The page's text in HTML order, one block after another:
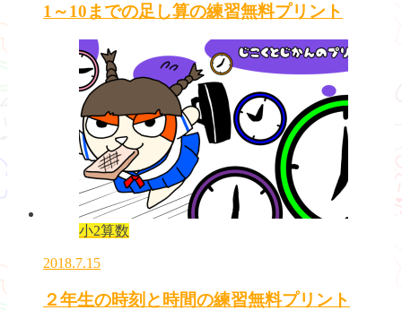
1～10までの足し算の練習無料プリント
小2算数
2018.7.15
２年生の時刻と時間の練習無料プリント